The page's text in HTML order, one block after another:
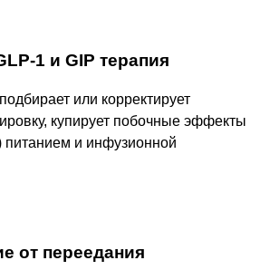
1 и GIP терапия
или корректирует
купирует побочные эффекты
и инфузионной
от переедания